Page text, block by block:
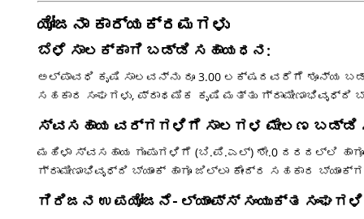
ಯೋಜನಾ ಕಾರ್ಯಕ್ರಮಗಳು
ಬೆಳೆ ಸಾಲಕ್ಕಾಗಿ ಬಡ್ಡಿ ಸಹಾಯಧನ:
ಅಲ್ಪಾವಧಿ ಕೃಷಿ ಸಾಲವನ್ನು ರೂ 3.00 ಲಕ್ಷದವರೆಗೆ ಶೂನ್ಯ
ಸಹಕಾರ ಸಂಘಗಳು, ಪ್ರಾಥಮಿಕ ಕೃಷಿ ಮತ್ತು ಗ್ರಾಮೀಣಾಭಿವೃಧ್ದಿ
ಸ್ವಸಹಾಯ ವರ್ಗಗಳಿಗೆ ಸಾಲಗಳ ಮೇಲಣ ಬಡ್ಡಿ
ಮಹಿಳಾ ಸ್ವಸಹಾಯ ಗುಂಪುಗಳಿಗೆ (ಬಿ.ಪಿ.ಎಲ್‍) ಶೇ.0 ದರದಲ್ಲಿ
ಗ್ರಾಮೀಣಾಭಿವೃಧ್ದಿ ಬ್ಯಾಂಕ್‍ ಹಾಗೂ ಜಿಲ್ಲಾ ಕೇಂದ್ರ ಸಹಕಾರ
ಗಿರಿಜನ ಉಪಯೋಜನೆ- ಲ್ಯಾಂಪ್ಸ್ ಸಂಯುಕ್ತ